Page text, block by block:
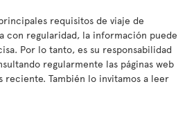
requisitos de viaje de
con regularidad, la información puede
Por lo tanto, es su responsabilidad
regularmente las páginas web
También lo invitamos a leer